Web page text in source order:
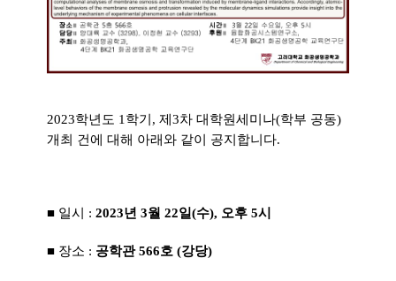
2023학년도 1학기, 제3차 대학원세미나(학부 공동)
개최 건에 대해 아래와 같이 공지합니다.
■ 일시 : 2023년 3월 22일(수), 오후 5시
■ 장소 : 공학관 566호 (강당)